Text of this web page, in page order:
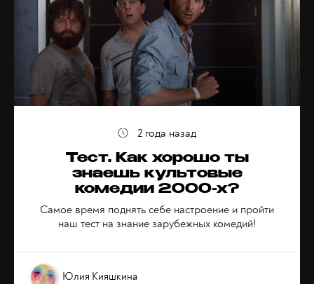
Тест. Как хорошо ты
знаешь культовые
комедии 2000-х?
Самое время поднять себе настроение и пройти
наш тест на знание зарубежных комедий!
Юлия Кияшкина
2 года назад